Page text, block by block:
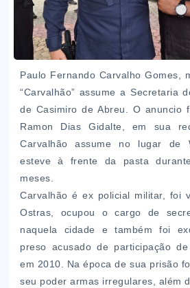
Paulo Fernando Carvalho Gomes,
“Carvalhão” assume a Secretaria
de Casimiro de Abreu. O anuncio
Ramon Dias Gidalte, em sua
Carvalhão assume no lugar de
esteve à frente da pasta
meses.
Carvalhão é ex policial militar, foi
Ostras, ocupou o cargo de
naquela cidade e também foi
preso acusado de participação
em 2010. Na época de sua prisão
seu poder armas irregulares, além